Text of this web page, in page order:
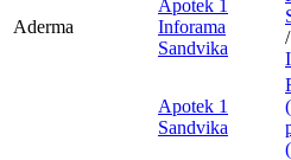
Aderma
Apotek 1
Inforama
Sandvika
/
Apotek 1
Sandvika